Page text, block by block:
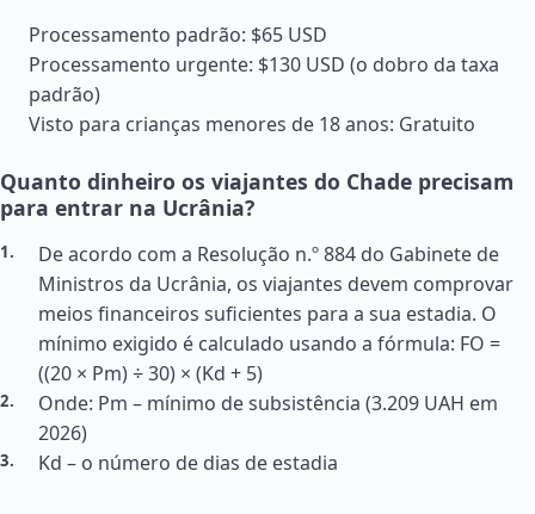
Processamento padrão: $65 USD
Processamento urgente: $130 USD (o dobro da taxa
padrão)
Visto para crianças menores de 18 anos: Gratuito
Quanto dinheiro os viajantes do Chade precisam
para entrar na Ucrânia?
De acordo com a Resolução n.º 884 do Gabinete de
Ministros da Ucrânia, os viajantes devem comprovar
meios financeiros suficientes para a sua estadia. O
mínimo exigido é calculado usando a fórmula: FO =
((20 × Pm) ÷ 30) × (Kd + 5)
Onde: Pm – mínimo de subsistência (3.209 UAH em
2026)
Kd – o número de dias de estadia